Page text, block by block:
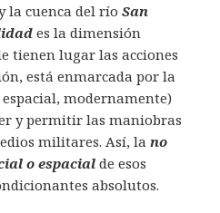
la cuenca del ríoSan
es la dimensión
tienen lugar las acciones
está enmarcada por la
modernamente)
y permitir las maniobras
militares. Así, lano
o espacial de esos
absolutos.